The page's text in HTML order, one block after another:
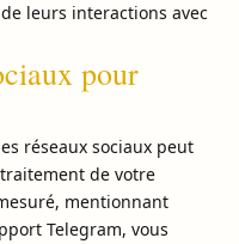
leurs interactions avec
pour
réseaux sociaux peut
de votre
mentionnant
Telegram, vous